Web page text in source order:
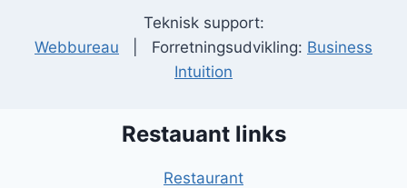
Teknisk support:
Webbureau | Forretningsudvikling: Business
Intuition
Restauant links
Restaurant